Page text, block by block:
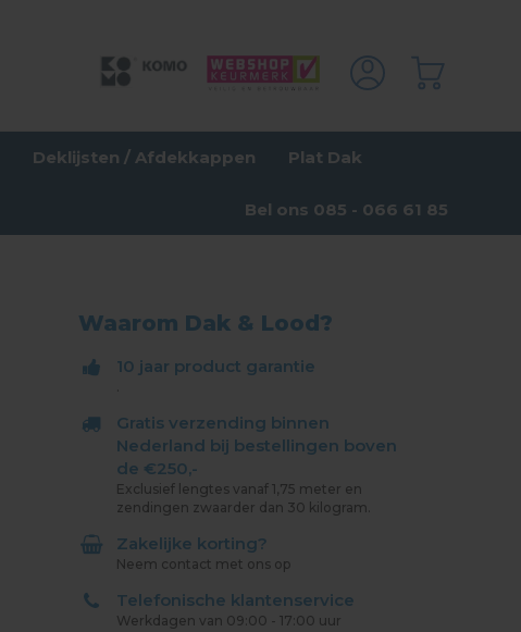
Deklijsten / Afdekkappen Plat Dak
Bel ons 085 - 066 61 85
Waarom Dak & Lood?
10 jaar product garantie
Gratis verzending binnen
Nederland bij bestellingen boven
de €250,-
Exclusief lengtes vanaf 1,75 meter en
zendingen zwaarder dan 30 kilogram.
Zakelijke korting?
Neem contact met ons op
Telefonische klantenservice
Werkdagen van 09:00 - 17:00 uur